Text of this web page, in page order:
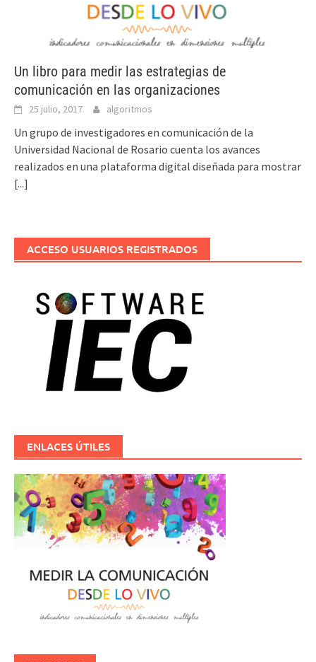
Un libro para medir las estrategias de
comunicación en las organizaciones
25 julio, 2017 algoritmos
Un grupo de investigadores en comunicación de la
Universidad Nacional de Rosario cuenta los avances
realizados en una plataforma digital diseñada para mostrar
[...]
ACCESO USUARIOS REGISTRADOS
ENLACES ÚTILES